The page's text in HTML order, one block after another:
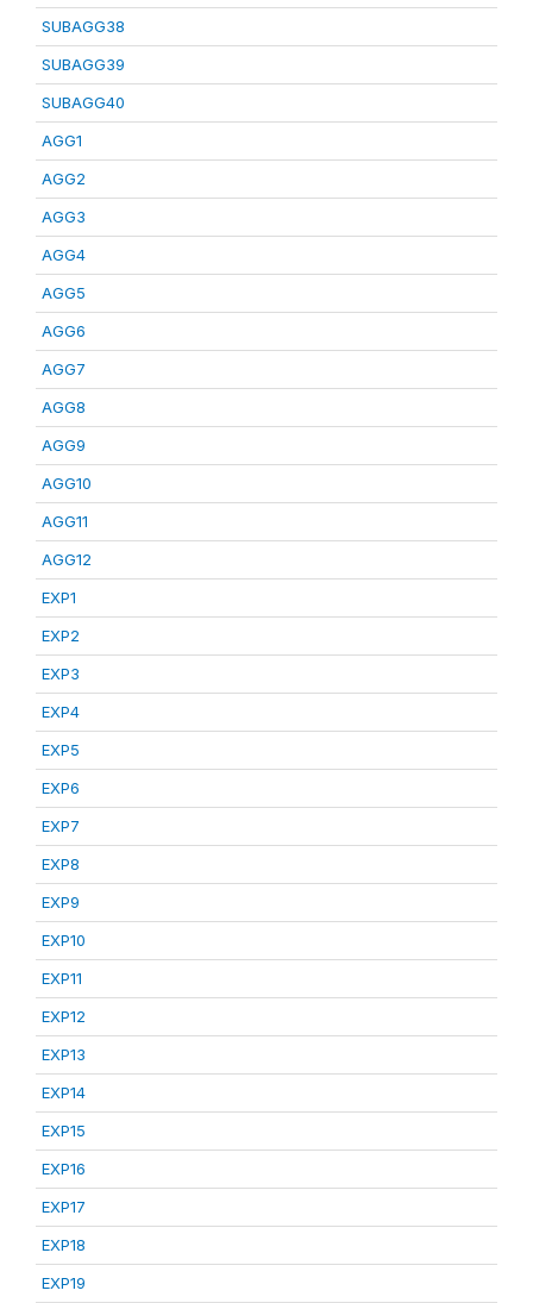
SUBAGG38
SUBAGG39
SUBAGG40
AGG1
AGG2
AGG3
AGG4
AGG5
AGG6
AGG7
AGG8
AGG9
AGG10
AGG11
AGG12
EXP1
EXP2
EXP3
EXP4
EXP5
EXP6
EXP7
EXP8
EXP9
EXP10
EXP11
EXP12
EXP13
EXP14
EXP15
EXP16
EXP17
EXP18
EXP19